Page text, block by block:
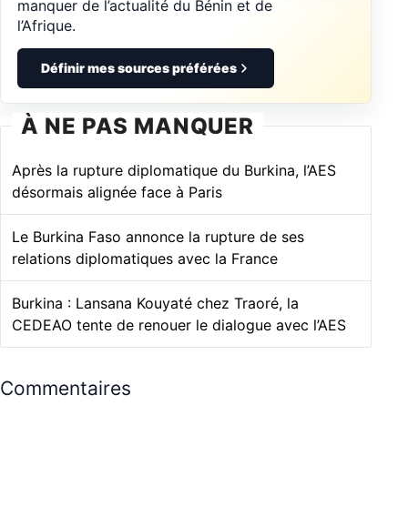
manquer de l’actualité du Bénin et de
l’Afrique.
Définir mes sources préférées
À NE PAS MANQUER
Après la rupture diplomatique du Burkina, l’AES
désormais alignée face à Paris
Le Burkina Faso annonce la rupture de ses
relations diplomatiques avec la France
Burkina : Lansana Kouyaté chez Traoré, la
CEDEAO tente de renouer le dialogue avec l’AES
Commentaires